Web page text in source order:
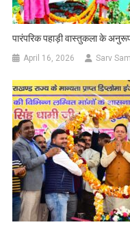
पारंपरिक पहाड़ी वास्तुकला के
April 16, 2026 Sarv